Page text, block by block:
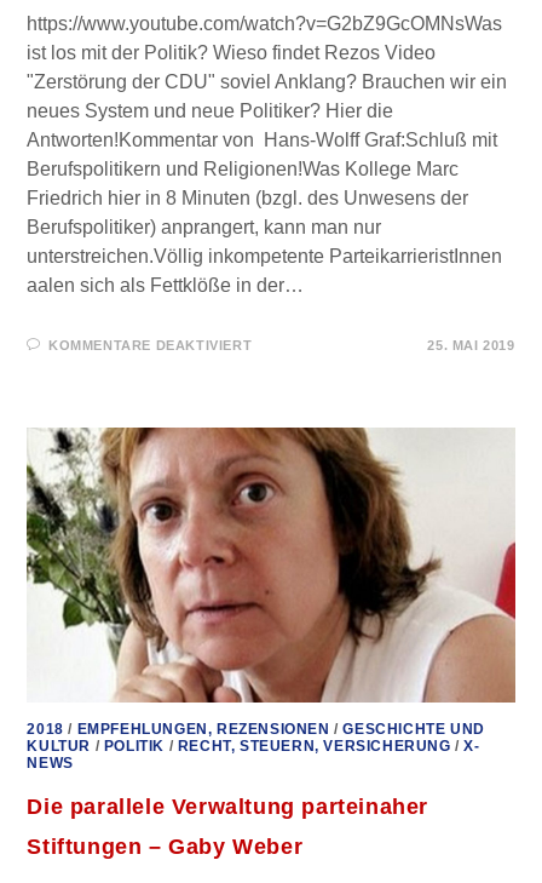
https://www.youtube.com/watch?v=G2bZ9GcOMNsWas
ist los mit der Politik? Wieso findet Rezos Video
"Zerstörung der CDU" soviel Anklang? Brauchen wir ein
neues System und neue Politiker? Hier die
Antworten!Kommentar von Hans-Wolff Graf:Schluß mit
Berufspolitikern und Religionen!Was Kollege Marc
Friedrich hier in 8 Minuten (bzgl. des Unwesens der
Berufspolitiker) anprangert, kann man nur
unterstreichen.Völlig inkompetente ParteikarrieristInnen
aalen sich als Fettklöße in der…
KOMMENTARE DEAKTIVIERTFÜR
MARC
FRIEDRICH
25. MAI 2019
2018 / EMPFEHLUNGEN, REZENSIONEN /GESCHICHTE UND
KULTUR / POLITIK / RECHT, STEUERN, VERSICHERUNG /X-
NEWS
Die parallele Verwaltung parteinaher
Stiftungen – Gaby Weber